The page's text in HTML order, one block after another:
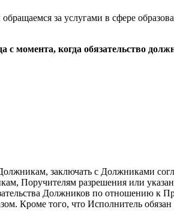
за услугами в сфере
с момента, когда обязательство
заключать с Должниками
Поручителям разрешения или
Должников по отношению к
Кроме того, что Исполнитель